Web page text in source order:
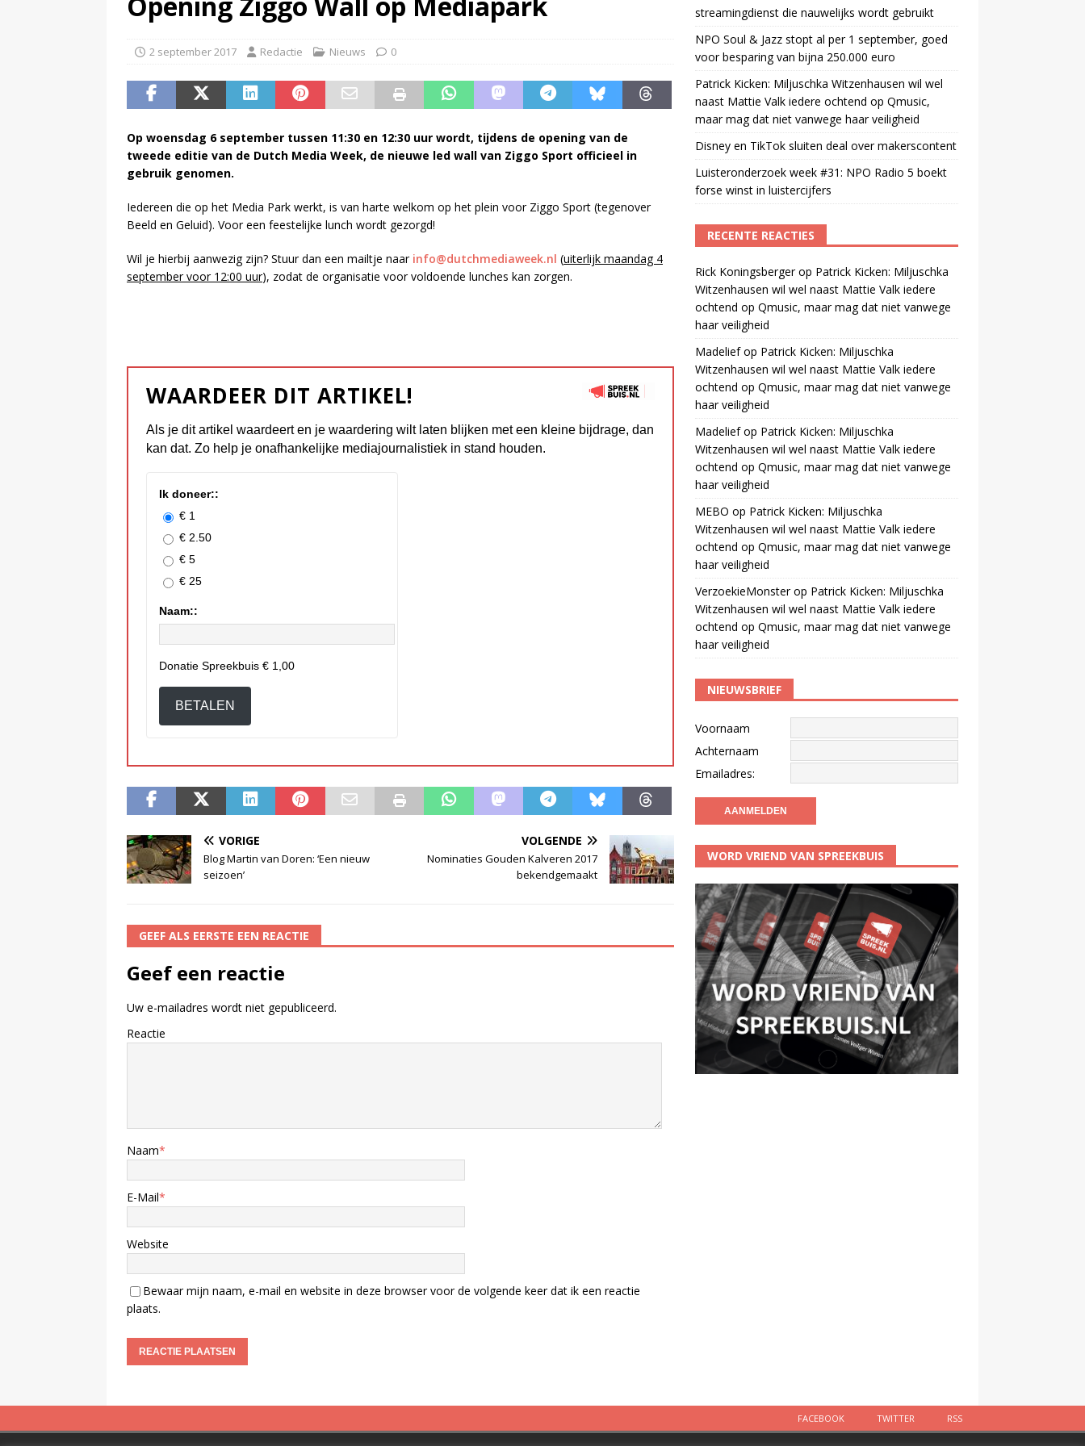
(Luisteronderzoek week #31: NPO Radio 5 boekt forse winst in luistercijfers
(Onderzoek: helft Nederlanders betaalt voor streamingdienst die nauwelijks wordt gebruikt
2 september 2017 Redactie Nieuws 0
Op woensdag 6 september tussen 11:30 en 12:30 uur wordt, tijdens de opening van de
tweede editie van de Dutch Media Week, de nieuwe led wall van Ziggo Sport officieel in
gebruik genomen.
Iedereen die op het Media Park werkt, is van harte welkom op het plein voor Ziggo Sport (tegenover
Beeld en Geluid). Voor een feestelijke lunch wordt gezorgd!
Wil je hierbij aanwezig zijn? Stuur dan een mailtje naar info@dutchmediaweek.nl (uiterlijk maandag 4
september voor 12:00 uur), zodat de organisatie voor voldoende lunches kan zorgen.
WAARDEER DIT ARTIKEL!
Als je dit artikel waardeert en je waardering wilt laten blijken met een kleine bijdrage, dan
kan dat. Zo help je onafhankelijke mediajournalistiek in stand houden.
Ik doneer::
€ 1
€ 2.50
€ 5
€ 25
Naam::
Donatie Spreekbuis € 1,00
BETALEN
VORIGE
Blog Martin van Doren: ‘Een nieuw
seizoen’
VOLGENDE
Nominaties Gouden Kalveren 2017
bekendgemaakt
GEEF ALS EERSTE EEN REACTIE
Geef een reactie
Uw e-mailadres wordt niet gepubliceerd.
Reactie
Naam*
E-Mail*
Website
Bewaar mijn naam, e-mail en website in deze browser voor de volgende keer dat ik een reactie
plaats.
streamingdienst die nauwelijks wordt gebruikt
NPO Soul & Jazz stopt al per 1 september, goed
voor besparing van bijna 250.000 euro
Patrick Kicken: Miljuschka Witzenhausen wil wel
naast Mattie Valk iedere ochtend op Qmusic,
maar mag dat niet vanwege haar veiligheid
Disney en TikTok sluiten deal over makerscontent
Luisteronderzoek week #31: NPO Radio 5 boekt
forse winst in luistercijfers
RECENTE REACTIES
Rick Koningsbergerop Patrick Kicken: Miljuschka
Witzenhausen wil wel naast Mattie Valk iedere
ochtend op Qmusic, maar mag dat niet vanwege
haar veiligheid
Madeliefop Patrick Kicken: Miljuschka
Witzenhausen wil wel naast Mattie Valk iedere
ochtend op Qmusic, maar mag dat niet vanwege
haar veiligheid
Madeliefop Patrick Kicken: Miljuschka
Witzenhausen wil wel naast Mattie Valk iedere
ochtend op Qmusic, maar mag dat niet vanwege
haar veiligheid
MEBO op Patrick Kicken: Miljuschka
Witzenhausen wil wel naast Mattie Valk iedere
ochtend op Qmusic, maar mag dat niet vanwege
haar veiligheid
VerzoekieMonsterop Patrick Kicken: Miljuschka
Witzenhausen wil wel naast Mattie Valk iedere
ochtend op Qmusic, maar mag dat niet vanwege
haar veiligheid
NIEUWSBRIEF
Voornaam
Achternaam
Emailadres:
WORD VRIEND VAN SPREEKBUIS
FACEBOOK TWITTER RSS